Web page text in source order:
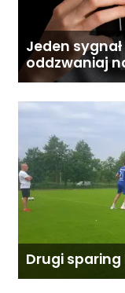
Jeden
oddzwaniaj
Drugi